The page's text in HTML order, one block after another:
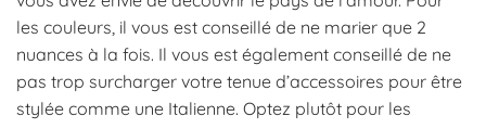
les couleurs, il vous est conseillé de ne marier que 2
nuances à la fois. Il vous est également conseillé de ne
pas trop surcharger votre tenue d’accessoires pour être
stylée comme une Italienne. Optez plutôt pour les